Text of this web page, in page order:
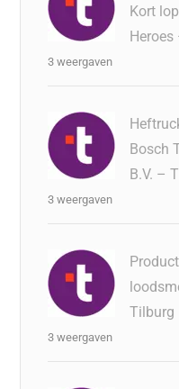
Kort
3 weergaven
Bosch
B.V. –
3 weergaven
Tilburg
3 weergaven